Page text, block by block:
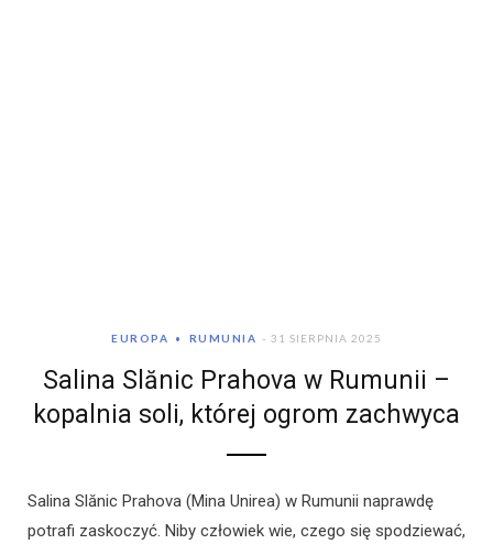
EUROPA RUMUNIA 31 SIERPNIA 2025
Salina Slănic Prahova w Rumunii –
kopalnia soli, której ogrom zachwyca
Salina Slănic Prahova (Mina Unirea) w Rumunii naprawdę
potrafi zaskoczyć. Niby człowiek wie, czego się spodziewać,